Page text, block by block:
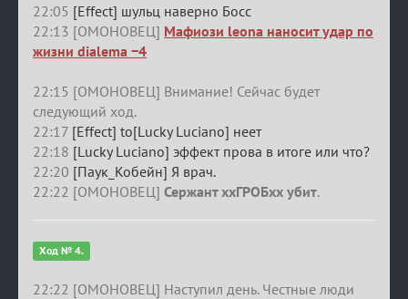
22:05 [Effect] шульц наверно Босс
22:13 [ОМОНОВЕЦ] Мафиози leona наносит удар по
жизни dialema −4
22:15 [ОМОНОВЕЦ] Внимание! Сейчас будет
следующий ход.
22:17 [Effect] to[Lucky Luciano] неет
22:18 [Lucky Luciano] эффект прова в итоге или что?
22:20 [Паук_Кобейн] Я врач.
22:22 [ОМОНОВЕЦ] Сержант ххГРОБхх убит.
Ход № 4.
22:22 [ОМОНОВЕЦ] Наступил день. Честные люди